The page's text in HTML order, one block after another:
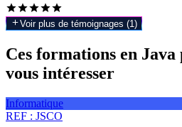
Voir plus de témoignages (1)
Ces formations en Java
vous intéresser
Informatique
REF : JSCO